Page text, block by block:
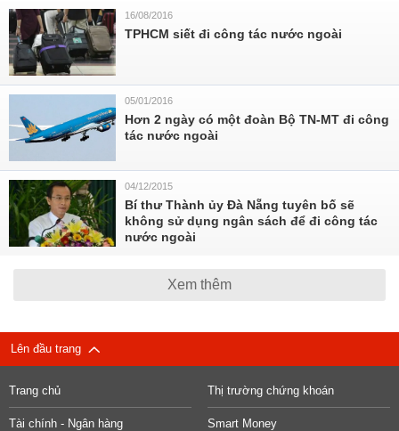
16/08/2016
TPHCM siết đi công tác nước ngoài
05/01/2016
Hơn 2 ngày có một đoàn Bộ TN-MT đi công
tác nước ngoài
04/12/2015
Bí thư Thành ủy Đà Nẵng tuyên bố sẽ
không sử dụng ngân sách để đi công tác
nước ngoài
Xem thêm
Lên đầu trang
Trang chủ Thị trường chứng khoán
Tài chính - Ngân hàng Smart Money